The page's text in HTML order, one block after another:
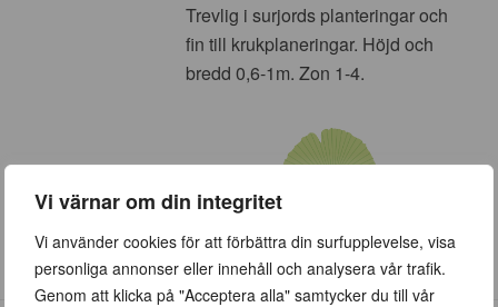
Vi värnar om din integritet
Vi använder cookies för att förbättra din surfupplevelse, visa
personliga annonser eller innehåll och analysera vår trafik.
Genom att klicka på "Acceptera alla" samtycker du till vår
Trevlig i surjords planteringar och
fin till krukplaneringar. Höjd och
bredd 0,6-1m. Zon 1-4.